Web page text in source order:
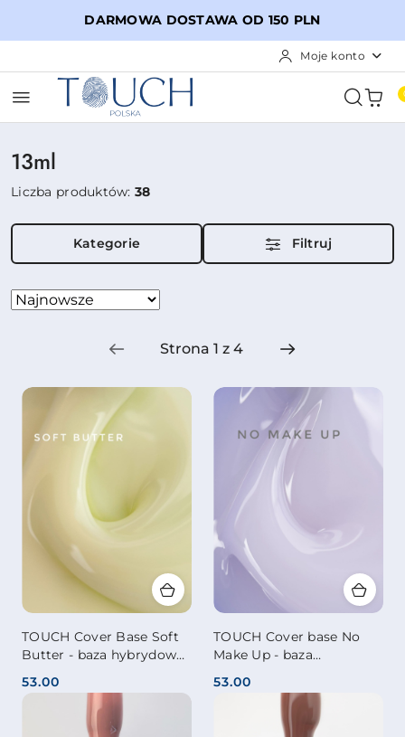
Przejdź do treści głównej
Przejdź do wyszukiwarki
Przejdź do moje konto
Przejdź do menu głównego
Przejdź do stopki
DARMOWA DOSTAWA OD 150 PLN
Moje konto
13ml
Liczba produktów:38
Kategorie Filtruj
Zastosowano
Sortuj
TOUCH Cover Base Soft
Butter - baza hybrydowa
jasnożółtym odcieniu, 13
Cena:
53.00
TOUCH Cover base No
Make Up - baza
półprzezroczystym,
mleczno-lawendowym
odcieniu, 13 ml
Cena:
53.00